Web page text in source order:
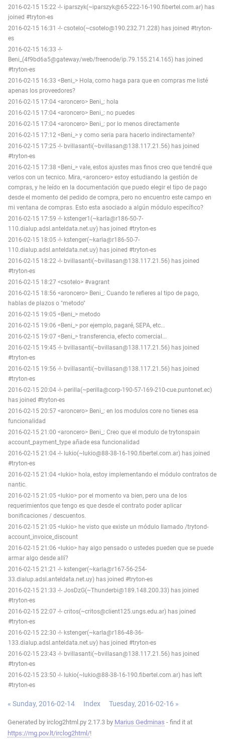
2016-02-15 15:22 -!- iparszyk(~iparszyk@65-222-16-190.fibertel.com.ar) has
joined #tryton-es
2016-02-15 16:31 -!- csotelo(~csotelo@190.232.71.228) has joined #tryton-
es
2016-02-15 16:33 -!-
Beni_(4f9bd6a5@gateway/web/freenode/ip.79.155.214.165) has joined
#tryton-es
2016-02-15 16:33 <Beni_> Hola, como haga para que en compras me listé
apenas los proveedores?
2016-02-15 17:04 <aroncero> Beni_: hola
2016-02-15 17:04 <aroncero> Beni_: no puedes
2016-02-15 17:04 <aroncero> Beni_: por lo menos directamente
2016-02-15 17:12 <Beni_> y como seria para hacerlo indirectamente?
2016-02-15 17:25 -!- bvillasanti(~bvillasan@138.117.21.56) has joined
#tryton-es
2016-02-15 17:38 <Beni_> vale, estos ajustes mas finos creo que tendré que
verlos con un tecnico. Mira, <aroncero> estoy estudiando la gestión de
compras, y he leído en la documentación que puedo elegir el tipo de pago
desde el momento del pedido de compra, pero no encuentro este campo en
mi ventana de compras. Esto esta asociado a algún módulo específico?
2016-02-15 17:59 -!- kstenger1(~karla@r186-50-7-
110.dialup.adsl.anteldata.net.uy) has joined #tryton-es
2016-02-15 18:05 -!- kstenger(~karla@r186-50-7-
110.dialup.adsl.anteldata.net.uy) has joined #tryton-es
2016-02-15 18:22 -!- bvillasanti(~bvillasan@138.117.21.56) has joined
#tryton-es
2016-02-15 18:27 <csotelo> #vagrant
2016-02-15 18:56 <aroncero> Beni_: Cuando te refieres al tipo de pago,
hablas de plazos o "metodo"
2016-02-15 19:05 <Beni_> metodo
2016-02-15 19:06 <Beni_> por ejemplo, pagaré, SEPA, etc...
2016-02-15 19:07 <Beni_> transferencia, efecto comercial...
2016-02-15 19:45 -!- bvillasanti(~bvillasan@138.117.21.56) has joined
#tryton-es
2016-02-15 19:56 -!- bvillasanti(~bvillasan@138.117.21.56) has joined
#tryton-es
2016-02-15 20:04 -!- perilla(~perilla@corp-190-57-169-210-cue.puntonet.ec)
has joined #tryton-es
2016-02-15 20:57 <aroncero> Beni_: en los modulos core no tienes esa
funcionalidad
2016-02-15 21:00 <aroncero> Beni_: Creo que el modulo de trytonspain
account_payment_type añade esa funcionalidad
2016-02-15 21:04 -!- lukio(~lukio@88-38-16-190.fibertel.com.ar) has joined
#tryton-es
2016-02-15 21:04 <lukio> hola, estoy implementando el módulo contratos de
nantic.
2016-02-15 21:05 <lukio> por el momento va bien, pero una de los
requerimientos que tengo es que desde el contrato poder aplicar
bonificaciones / descuentos.
2016-02-15 21:05 <lukio> he visto que existe un módulo llamado /trytond-
account_invoice_discount
2016-02-15 21:06 <lukio> hay algo pensado o ustedes pueden que se puede
armar algo desde allí?
2016-02-15 21:21 -!- kstenger(~karla@r167-56-254-
33.dialup.adsl.anteldata.net.uy) has joined #tryton-es
2016-02-15 21:33 -!- JosDzG(~Thunderbi@189.148.200.33) has joined
#tryton-es
2016-02-15 22:07 -!- critos(~critos@client125.ungs.edu.ar) has joined
#tryton-es
2016-02-15 22:30 -!- kstenger(~karla@r186-48-36-
133.dialup.adsl.anteldata.net.uy) has joined #tryton-es
2016-02-15 23:43 -!- bvillasanti(~bvillasan@138.117.21.56) has joined
#tryton-es
2016-02-15 23:50 -!- lukio(~lukio@88-38-16-190.fibertel.com.ar) has left
#tryton-es
« Sunday, 2016-02-14 Index Tuesday, 2016-02-16 »
Generated by irclog2html.py 2.17.3 by Marius Gedminas - find it at
https://mg.pov.lt/irclog2html/!